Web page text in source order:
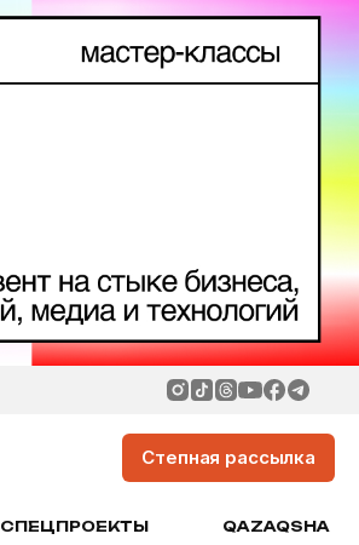
Степная рассылка
СПЕЦПРОЕКТЫ QAZAQSHA